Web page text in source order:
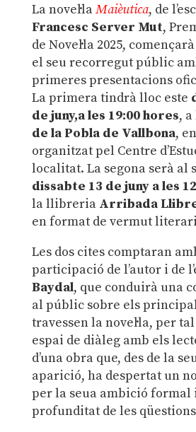
La novel·laMaièutica, de
Francesc Server Mut,
de Novel·la 2025,
el seu recorregut públic
primeres presentacions
La primera tindrà lloc este
de juny,a les 19:00 hores,
de la Pobla de Vallbona,
organitzat pel Centre
localitat. La segona serà al
dissabte 13 de juny a les
la llibreria Arribada
en format de vermut
Les dos cites comptaran
participació de l’autor i de
Baydal, que conduirà una
al públic sobre els
travessen la novel·la, per
espai de diàleg amb els
d’una obra que, des de la
aparició, ha despertat un
per la seua ambició formal
profunditat de les